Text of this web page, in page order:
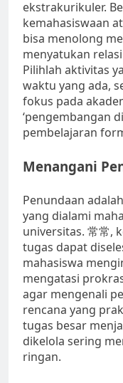
ekstrakurikuler.
kemahasiswaan
bisa menolong
menyatukan
Pilihlah aktivitas
waktu yang ada,
fokus pada
‘pengembangan
pembelajaran
Menangani
Penundaan
yang dialami
universitas. 常常,
tugas dapat
mahasiswa
mengatasi
agar mengenali
rencana yang
tugas besar
dikelola sering
ringan.